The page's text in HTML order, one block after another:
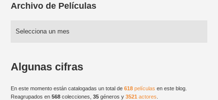
Archivo de Películas
Algunas cifras
En este momento están catalogadas un total de618 películas en este blog.
Reagrupados en568 colecciones,35 géneros y3521 actores